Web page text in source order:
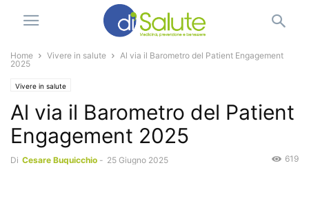
Home Vivere in salute
Al via il Barometro del Patient Engagement
2025
Vivere in salute
Al via il Barometro del Patient
Engagement 2025
Di Cesare Buquicchio - 25 Giugno 2025 619